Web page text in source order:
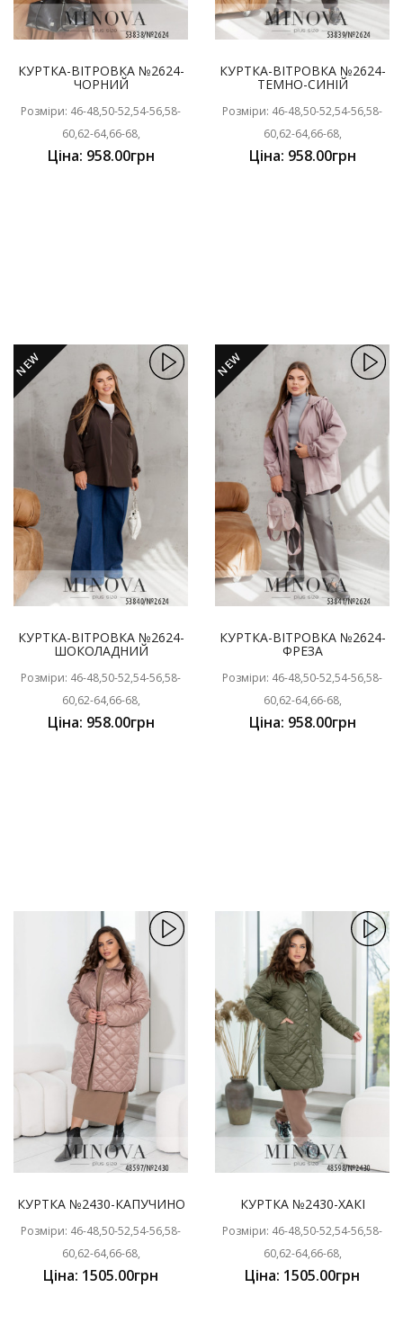
КУРТКА-ВІТРОВКА №2624-
ЧОРНИЙ
Розміри: 46-48,50-52,54-56,58-
60,62-64,66-68,
Ціна: 958.00грн
КУРТКА-ВІТРОВКА №2624-
ТЕМНО-СИНІЙ
Розміри: 46-48,50-52,54-56,58-
60,62-64,66-68,
Ціна: 958.00грн
NEW
КУРТКА-ВІТРОВКА №2624-
ШОКОЛАДНИЙ
Розміри: 46-48,50-52,54-56,58-
60,62-64,66-68,
Ціна: 958.00грн
NEW
КУРТКА-ВІТРОВКА №2624-
ФРЕЗА
Розміри: 46-48,50-52,54-56,58-
60,62-64,66-68,
Ціна: 958.00грн
КУРТКА №2430-КАПУЧИНО
Розміри: 46-48,50-52,54-56,58-
60,62-64,66-68,
Ціна: 1505.00грн
КУРТКА №2430-ХАКІ
Розміри: 46-48,50-52,54-56,58-
60,62-64,66-68,
Ціна: 1505.00грн